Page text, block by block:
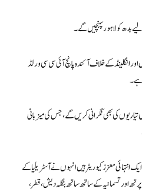
بدھ کو لاہور پہنچیں گے۔
انگلینڈ کے خلاف آئندہ پانچ آئی سی سی ورلڈ
ہے۔
سی چیمپئنز ٹرافی 2025 کی پچ کی تیاریوں کی بھی نگرانی کریں گے، جس کی میزبانی
انتہائی معزز کیوریٹر ہیں انہوں نے آسٹریلیا کے
اور تسمانیہ کے ساتھ ساتھ بنگلہ دیش، قطر،